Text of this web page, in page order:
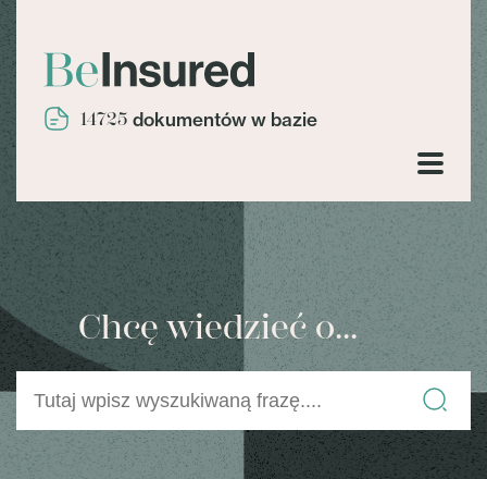
14725 dokumentów w bazie
Chcę wiedzieć o...